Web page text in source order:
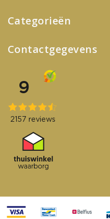
Categorieën
Contactgegevens